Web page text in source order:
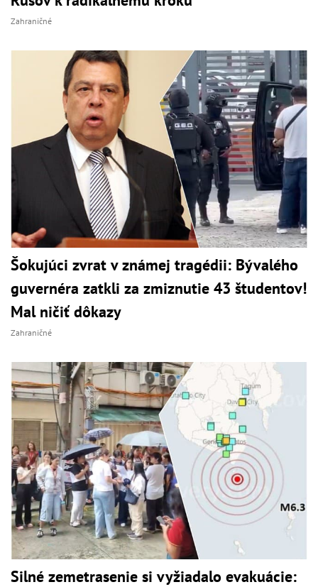
Zahraničné
Šokujúci zvrat v známej tragédii: Bývalého
guvernéra zatkli za zmiznutie 43 študentov!
Mal ničiť dôkazy
Zahraničné
Silné zemetrasenie si vyžiadalo evakuácie: